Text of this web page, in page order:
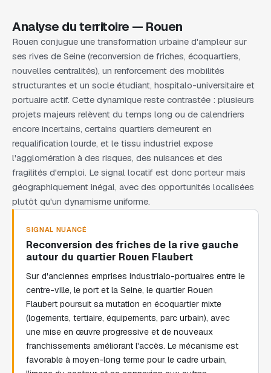
Analyse du territoire — Rouen
Rouen conjugue une transformation urbaine d'ampleur sur
ses rives de Seine (reconversion de friches, écoquartiers,
nouvelles centralités), un renforcement des mobilités
structurantes et un socle étudiant, hospitalo-universitaire et
portuaire actif. Cette dynamique reste contrastée : plusieurs
projets majeurs relèvent du temps long ou de calendriers
encore incertains, certains quartiers demeurent en
requalification lourde, et le tissu industriel expose
l'agglomération à des risques, des nuisances et des
fragilités d'emploi. Le signal locatif est donc porteur mais
géographiquement inégal, avec des opportunités localisées
plutôt qu'un dynamisme uniforme.
SIGNAL NUANCÉ
Reconversion des friches de la rive gauche
autour du quartier Rouen Flaubert
Sur d'anciennes emprises industrialo-portuaires entre le
centre-ville, le port et la Seine, le quartier Rouen
Flaubert poursuit sa mutation en écoquartier mixte
(logements, tertiaire, équipements, parc urbain), avec
une mise en œuvre progressive et de nouveaux
franchissements améliorant l'accès. Le mécanisme est
favorable à moyen-long terme pour le cadre urbain,